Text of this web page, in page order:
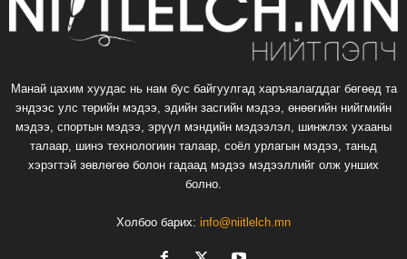
Манай цахим хуудас нь нам бус байгуулгад харъяалагддаг бөгөөд та
эндээс улс төрийн мэдээ, эдийн засгийн мэдээ, өнөөгийн нийгмийн
мэдээ, спортын мэдээ, эрүүл мэндийн мэдээлэл, шинжлэх ухааны
талаар, шинэ технологиин талаар, соёл урлагын мэдээ, таньд
хэрэгтэй зөвлөгөө болон гадаад мэдээ мэдээллийг олж унших
болно.
Холбоо барих: info@niitlelch.mn